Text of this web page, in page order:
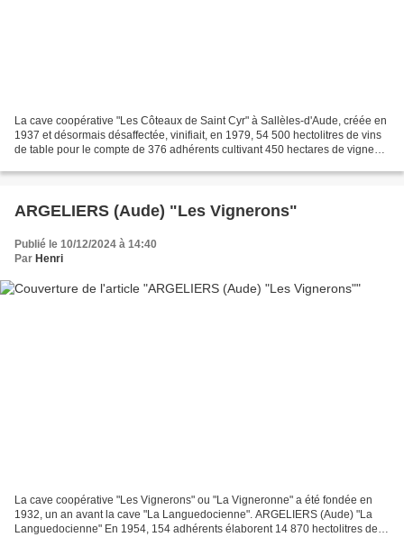
La cave coopérative "Les Côteaux de Saint Cyr" à Sallèles-d'Aude, créée en
1937 et désormais désaffectée, vinifiait, en 1979, 54 500 hectolitres de vins
de table pour le compte de 376 adhérents cultivant 450 hectares de vignes.
ARGELIERS (Aude) "Les Vignerons"
Publié le 10/12/2024 à 14:40
Par Henri
La cave coopérative "Les Vignerons" ou "La Vigneronne" a été fondée en
1932, un an avant la cave "La Languedocienne". ARGELIERS (Aude) "La
Languedocienne" En 1954, 154 adhérents élaborent 14 870 hectolitres de